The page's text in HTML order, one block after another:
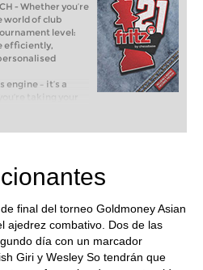
- Whether you’re
world of club
level:
efficiently,
engine – it’s a
taking your
chess, or already
FRITZ, you can
and with a
final del torneo Goldmoney Asian
ajedrez combativo. Dos de las
día con un marcador
Giri y Wesley So tendrán que